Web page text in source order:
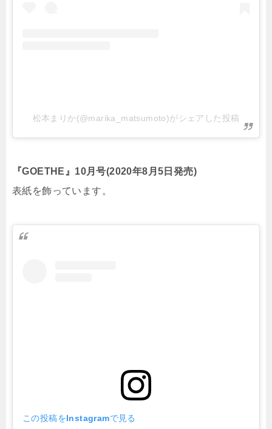
松本まりか(@marika_matsumoto)がシェアした投稿
『GOETHE』10月号(2020年8月5日発売)
表紙を飾っています。
この投稿をInstagramで見る